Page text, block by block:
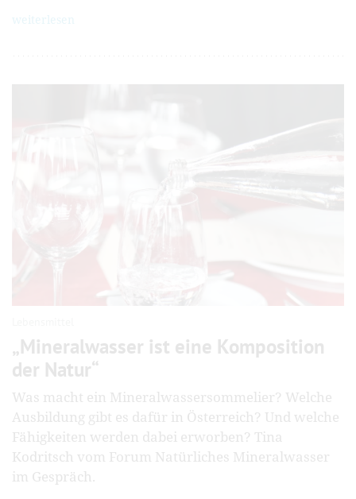
weiterlesen
„Mineralwasser ist eine Komposition
der Natur“
Was macht ein Mineralwasser­sommelier? Welche
Ausbildung gibt es dafür in Österreich? Und welche
Fähigkeiten werden dabei erworben? Tina
Kodritsch vom Forum Natürliches Mineral­wasser
im Gespräch.